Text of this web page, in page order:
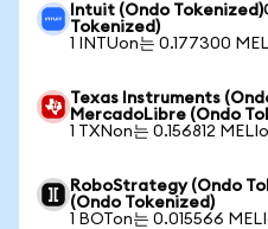
Intuit (Ondo
Tokenized)
1 INTUon는 0.177300
Texas Instruments
MercadoLibre (Ondo
1 TXNon는 0.156812
RoboStrategy (Ondo
(Ondo Tokenized)
1 BOTon는 0.015566